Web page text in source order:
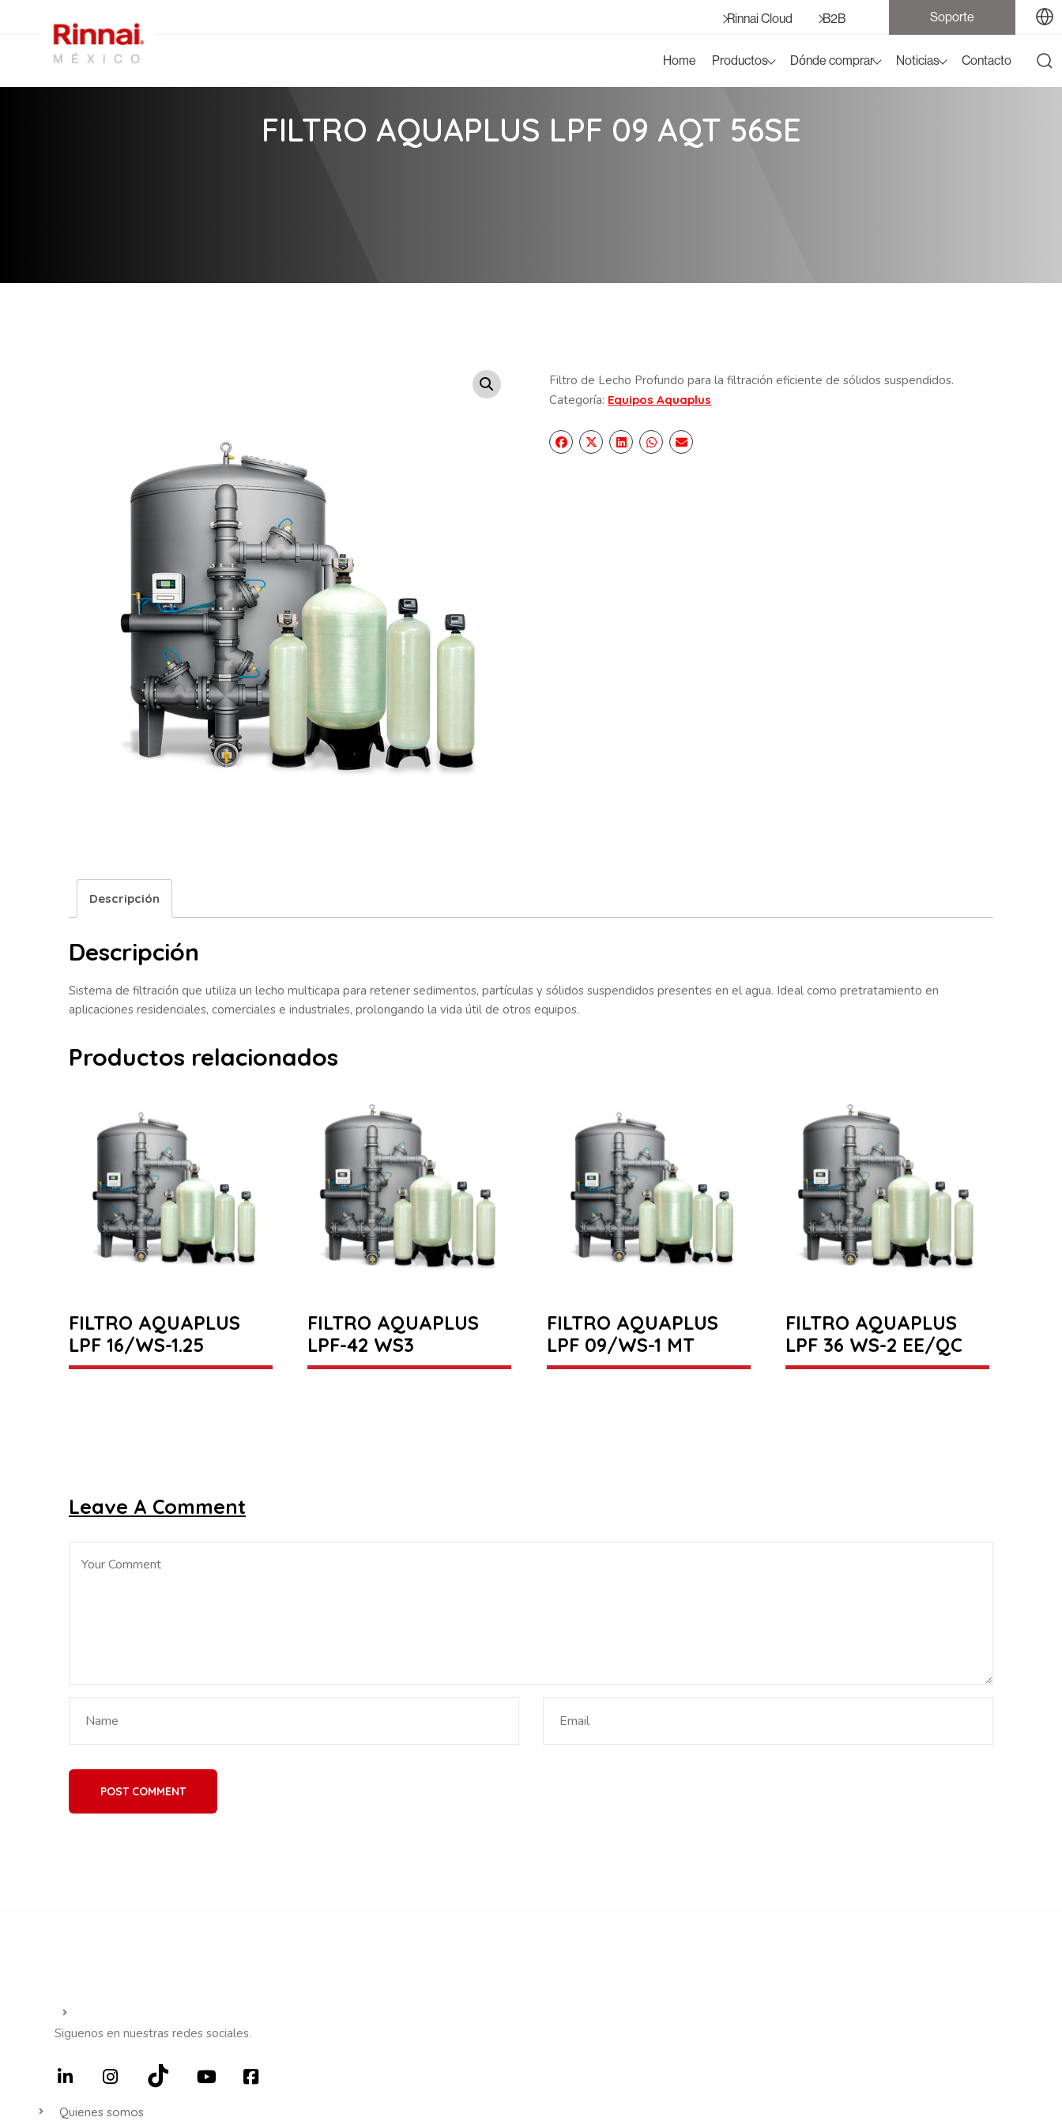
Rinnai Cloud B2B Soporte
Home Productos Dónde comprar Noticias Contacto
FILTRO AQUAPLUS LPF 09 AQT 56SE
Filtro de Lecho Profundo para la filtración eficiente de sólidos suspendidos.
Categoría: Equipos Aquaplus
Descripción
Descripción
Sistema de filtración que utiliza un lecho multicapa para retener sedimentos, partículas y sólidos suspendidos presentes en el agua. Ideal como pretratamiento en
aplicaciones residenciales, comerciales e industriales, prolongando la vida útil de otros equipos.
Productos relacionados
FILTRO AQUAPLUS
LPF 16/WS-1.25
FILTRO AQUAPLUS
LPF-42 WS3
FILTRO AQUAPLUS
LPF 09/WS-1 MT
FILTRO AQUAPLUS
LPF 36 WS-2 EE/QC
Leave A Comment
POST COMMENT
Siguenos en nuestras redes sociales.
Quienes somos